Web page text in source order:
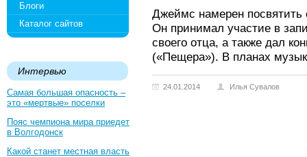
Блоги
Каталог сайтов
Интервью
Самая большая опасность –
это «мертвые» поселки
Пояс чемпиона мира приедет
в Волгодонск
Какой станет местная власть
Джеймс намерен посвятить
Он принимал участие в
своего отца, а также дал
(«Пещера»). В планах
24.01.2014 Илья Сувалов